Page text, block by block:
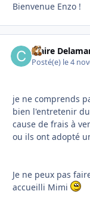
Bienvenue Enzo !
Claire
Posté(e) le 4
je ne comprends
bien l'entretenir
cause de frais à
ou ils ont adopté
Je ne peux pas
accueilli Mimi